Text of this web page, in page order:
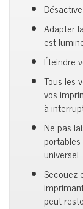
Adapter
est
Éteindre
Tous les
vos
à
Ne pas
universel.
Secouez
peut